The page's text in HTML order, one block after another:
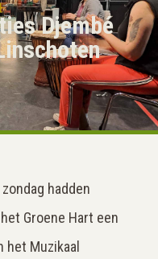
Djembé
zondag hadden
Groene Hart een
het Muzikaal